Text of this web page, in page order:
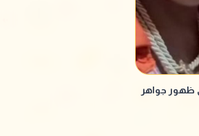
ظهور جواهر